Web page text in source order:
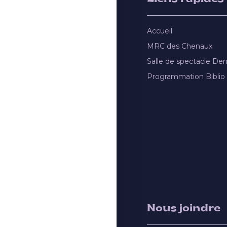
Accueil
MRC des Chenaux
Salle de spectacle
Programmation Biblio
Nous joindre